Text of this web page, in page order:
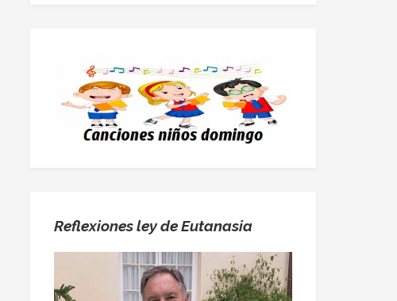
Reflexiones ley de Eutanasia